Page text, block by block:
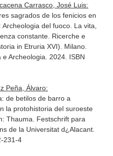
Carrasco, José Luis:
sagrados de los fenicios en
Archeologia del fuoco. La vita,
constante. Ricerche e
in Etruria XVI) . Milano.
Archeologia. 2024. ISBN
Peña, Álvaro:
de betilos de barro a
la protohistoria del suroeste
Thauma. Festschrift para
de la Universitat d¿Alacant.
231-4